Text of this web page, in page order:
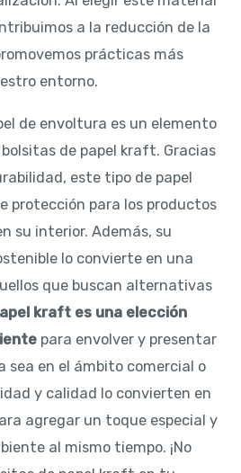
a la reducción de la
prácticas más
entorno.
de envoltura es un elemento
de papel kraft. Gracias
este tipo de papel
protección para los productos
su interior. Además, su
lo convierte en una
que buscan alternativas
kraft es una elección
para envolver y presentar
sea en el ámbito comercial o
y calidad lo convierten en
agregar un toque especial y
al mismo tiempo. ¡No